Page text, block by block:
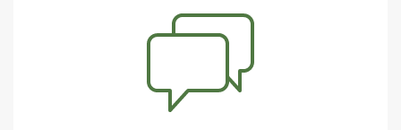
У цієї локшини ніжний багатогранний смак та цікава
готується. Фунчоза має багатий вітамінно-
мінеральний склад, а отже, не лише смачна, а й
корисна. Спробувавши один раз, ви вже не захочете